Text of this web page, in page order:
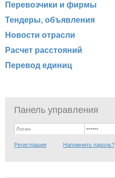
Перевозчики и фирмы
Тендеры, объявления
Новости отрасли
Расчет расстояний
Перевод единиц
Панель управления
Регистрация Напомнить пароль?